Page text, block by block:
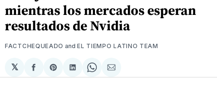
mientras los mercados esperan
resultados de Nvidia
FACTCHEQUEADO andEL TIEMPO LATINO TEAM
𝕏
Compartir
en
Share
on
Compartir
en
Share
on
Compartir
via